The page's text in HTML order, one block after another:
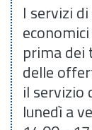
I servizi
prima dei
delle
il servizio
lunedì a